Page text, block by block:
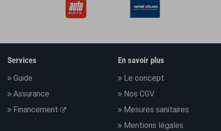
Services
Guide
Assurance
Financement
En savoir plus
Le concept
Nos CGV
Mesures sanitaires
Mentions légales